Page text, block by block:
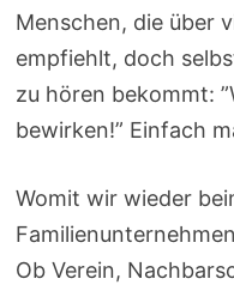
Menschen, die über
empfiehlt, doch
zu hören bekommt:
bewirken!” Einfach
Womit wir wieder
Ob Verein,